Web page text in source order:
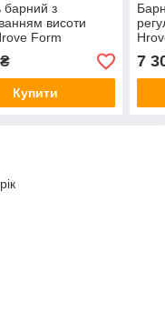
барний з
висоти
Form
фуксія велюр
Купити
7